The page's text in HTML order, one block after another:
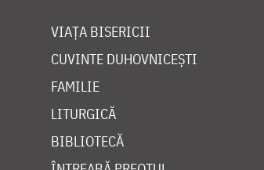
VIAȚA BISERICII
CUVINTE DUHOVNICEȘTI
FAMILIE
LITURGICĂ
BIBLIOTECĂ